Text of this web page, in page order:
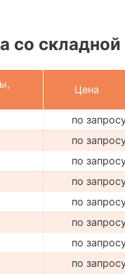
со складной
Цена
по
по
по
по
по
по
по
по